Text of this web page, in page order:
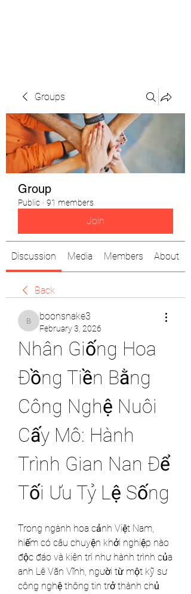
Groups
Group
Public · 91 members
Join
Discussion Media Members About
Back
boonsnake3
boonsnake3
February 3, 2026
Nhân Giống Hoa
Đồng Tiền Bằng
Công Nghệ Nuôi
Cấy Mô: Hành
Trình Gian Nan Để
Tối Ưu Tỷ Lệ Sống
Trong ngành hoa cảnh Việt Nam,
hiếm có câu chuyện khởi nghiệp nào
độc đáo và kiên trì như hành trình của
anh Lê Văn Vĩnh, người từ một kỹ sư
công nghệ thông tin trở thành chủ